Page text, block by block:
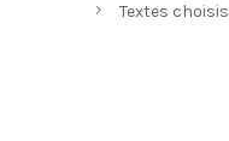
Textes choisis